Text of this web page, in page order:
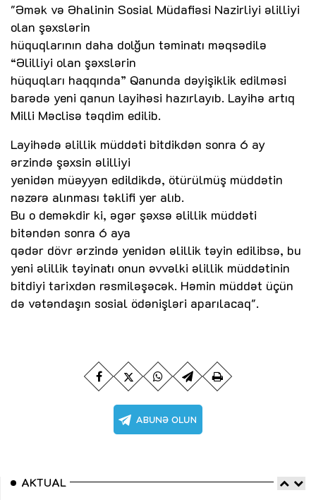
"Əmək və Əhalinin Sosial Müdafiəsi Nazirliyi əlilliyi
olan şəxslərin
hüquqlarının daha dolğun təminatı məqsədilə
“Əlilliyi olan şəxslərin
hüquqları haqqında” Qanunda dəyişiklik edilməsi
barədə yeni qanun layihəsi hazırlayıb. Layihə artıq
Milli Məclisə təqdim edilib.
Layihədə əlillik müddəti bitdikdən sonra 6 ay
ərzində şəxsin əlilliyi
yenidən müəyyən edildikdə, ötürülmüş müddətin
nəzərə alınması təklifi yer alıb.
Bu o deməkdir ki, əgər şəxsə əlillik müddəti
bitəndən sonra 6 aya
qədər dövr ərzində yenidən əlillik təyin edilibsə, bu
yeni əlillik təyinatı onun əvvəlki əlillik müddətinin
bitdiyi tarixdən rəsmiləşəcək. Həmin müddət üçün
də vətəndaşın sosial ödənişləri aparılacaq".
AKTUAL